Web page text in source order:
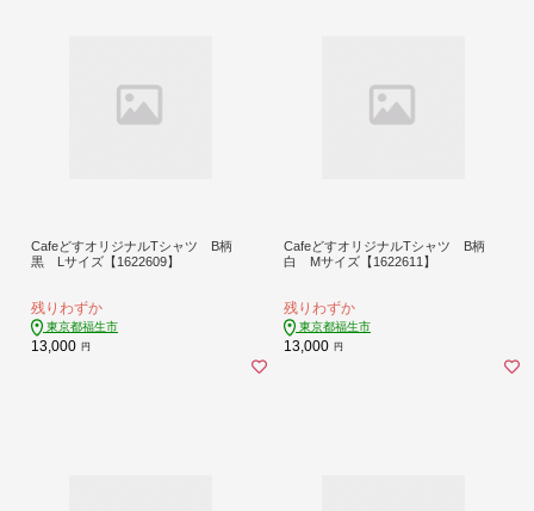
CafeどすオリジナルTシャツ B柄
黒 Lサイズ【1622609】
残りわずか
東京都福生市
13,000 円
CafeどすオリジナルTシャツ B柄
白 Mサイズ【1622611】
残りわずか
東京都福生市
13,000 円